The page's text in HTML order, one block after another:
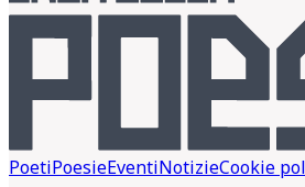
PoetiPoesieEventiNotizieCookie